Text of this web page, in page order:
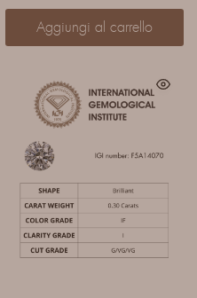
Aggiungi al carrello